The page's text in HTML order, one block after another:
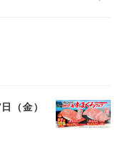
（金）